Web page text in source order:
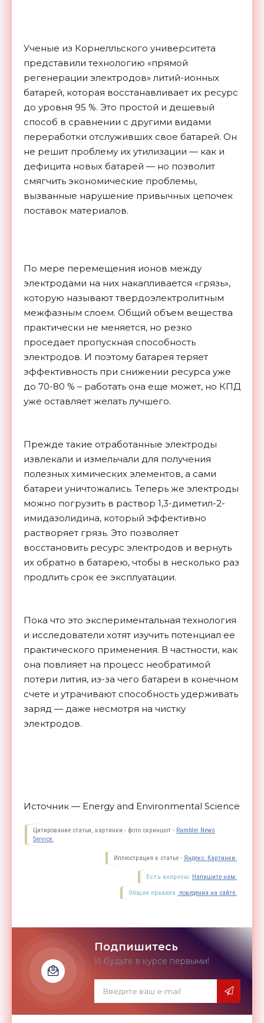
Ученые из Корнелльского университета
представили технологию «прямой
регенерации электродов» литий-ионных
батарей, которая восстанавливает их ресурс
до уровня 95 %. Это простой и дешевый
способ в сравнении с другими видами
переработки отслуживших свое батарей. Он
не решит проблему их утилизации — как и
дефицита новых батарей — но позволит
смягчить экономические проблемы,
вызванные нарушение привычных цепочек
поставок материалов.
По мере перемещения ионов между
электродами на них накапливается «грязь»,
которую называют твердоэлектролитным
межфазным слоем. Общий объем вещества
практически не меняется, но резко
проседает пропускная способность
электродов. И поэтому батарея теряет
эффективность при снижении ресурса уже
до 70-80 % – работать она еще может, но КПД
уже оставляет желать лучшего.
Прежде такие отработанные электроды
извлекали и измельчали для получения
полезных химических элементов, а сами
батареи уничтожались. Теперь же электроды
можно погрузить в раствор 1,3-диметил-2-
имидазолидина, который эффективно
растворяет грязь. Это позволяет
восстановить ресурс электродов и вернуть
их обратно в батарею, чтобы в несколько раз
продлить срок ее эксплуатации.
Пока что это экспериментальная технология
и исследователи хотят изучить потенциал ее
практического применения. В частности, как
она повлияет на процесс необратимой
потери лития, из-за чего батареи в конечном
счете и утрачивают способность удерживать
заряд — даже несмотря на чистку
электродов.
Источник — Energy and Environmental Science
Цитирование статьи, картинки - фото скриншот - Rambler News
Service.
Иллюстрация к статье - Яндекс. Картинки.
Есть вопросы. Напишите нам.
Общие правила поведения на сайте.
Подпишитесь
И будьте в курсе первыми!